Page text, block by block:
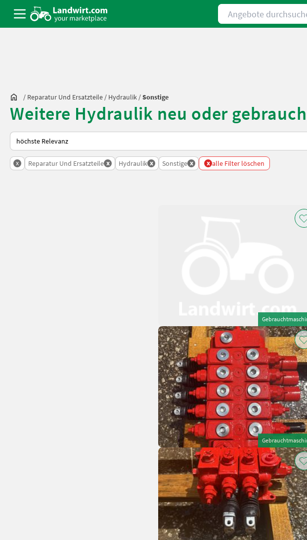
Angebote durchsuchen
/ Reparatur Und Ersatzteile / Hydraulik /Sonstige
Weitere Hydraulik neu oder
So wird auf Landwirt.com sortiert
x Reparatur Und Ersatzteile x Hydraulik x Sonstige x x alle Filter löschen